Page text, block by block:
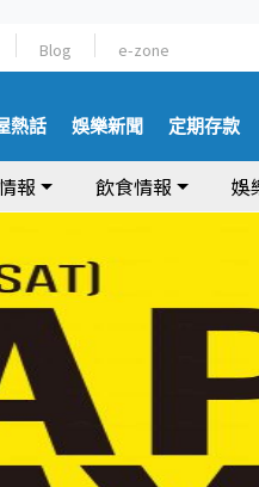
Blog e-zone
熱話 娛樂新聞 定期存款
報 飲食情報 娛